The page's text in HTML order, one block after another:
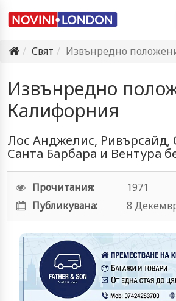
Свят
Извънредно
Извънредно
Калифорния
Лос Анджелис, Ривърсайд,
Санта Барбара и Вентура
Прочитания:
1971
Публикувана:
8